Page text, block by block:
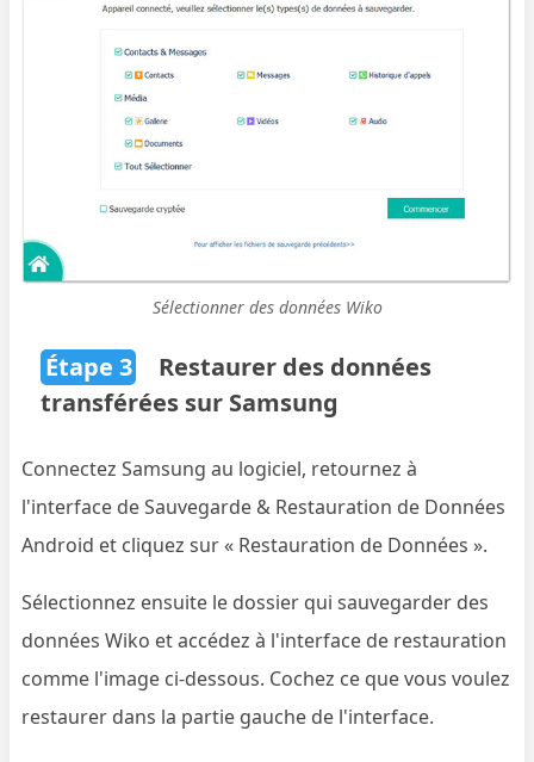
Sélectionner des données Wiko
Étape 3
Restaurer des données
transférées sur Samsung
Connectez Samsung au logiciel, retournez à
l'interface de Sauvegarde & Restauration de Données
Android et cliquez sur « Restauration de Données ».
Sélectionnez ensuite le dossier qui sauvegarder des
données Wiko et accédez à l'interface de restauration
comme l'image ci-dessous. Cochez ce que vous voulez
restaurer dans la partie gauche de l'interface.